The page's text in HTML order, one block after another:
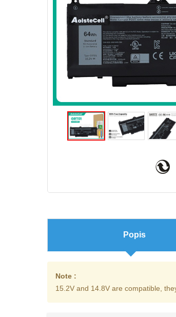
Popis
Note :
15.2V and 14.8V are compatible,